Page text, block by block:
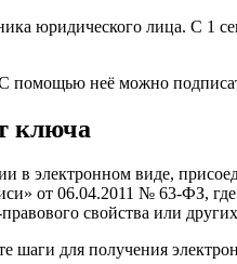
юридического лица. С 1
неё можно
ключа
в электронном виде,
от 06.04.2011 № 63-ФЗ,
свойства или